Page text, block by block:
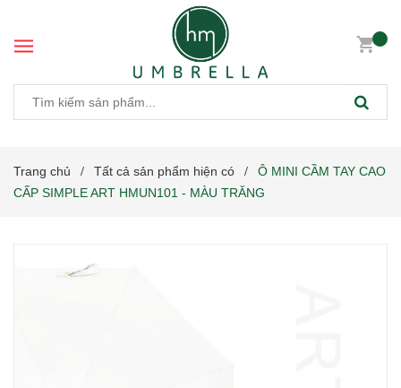
Trang chủ / Tất cả sản phẩm hiện có /
Ô MINI CẦM TAY CAO
CẤP SIMPLE ART HMUN101 - MÀU TRĂNG